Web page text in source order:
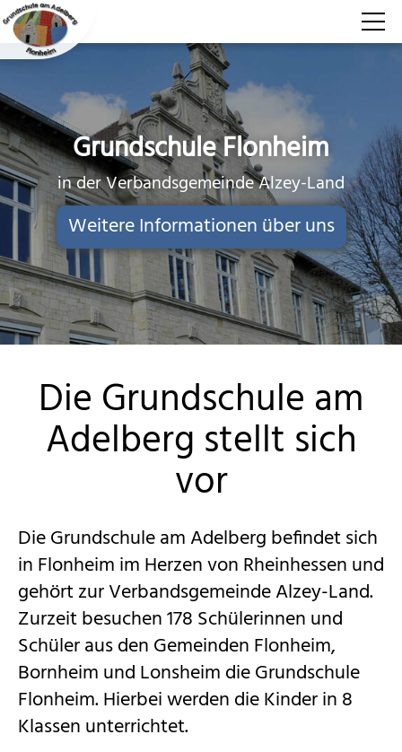
Aktuelles
Über uns
Für Schüler
Für Eltern
Kontakt
Grundschule Flonheim
in der Verbandsgemeinde Alzey-Land
Weitere Informationen über uns
Die Grundschule am
Adelberg stellt sich
vor
Die Grundschule am Adelberg befindet sich
in Flonheim im Herzen von Rheinhessen und
gehört zur VerbandsgemeindeAlzey-Land.
Zurzeit besuchen 178 Schülerinnen und
Schüler aus den Gemeinden Flonheim,
Bornheim und Lonsheim die Grundschule
Flonheim. Hierbei werden die Kinder in 8
Klassen unterrichtet.